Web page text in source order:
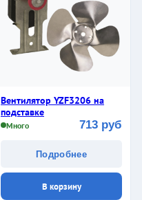
Вентилятор YZF3206 на
подставке
Много 713 руб
Подробнее
В корзину